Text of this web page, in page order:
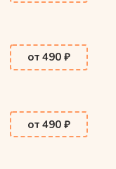
от 490 ₽
от 490 ₽